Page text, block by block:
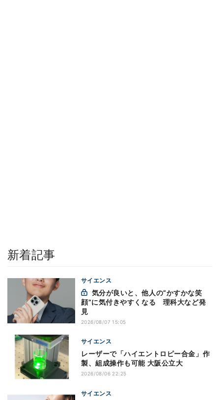
新着記事
サイエンス
顔”に気付きやすくなる 理科大など発
見
2026/08/07 15:05
サイエンス
レーザーで「ハイエントロピー合金」作
製、組成操作も可能 大阪公立大
2026/08/06 22:25
サイエンス